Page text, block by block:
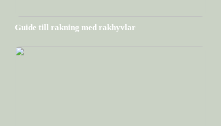
Guide till rakning med rakhyvlar